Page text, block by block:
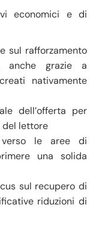
economici e di
sul rafforzamento
anche grazie a
nativamente
dell’offerta per
del lettore
verso le aree di
una solida
sul recupero di
riduzioni di